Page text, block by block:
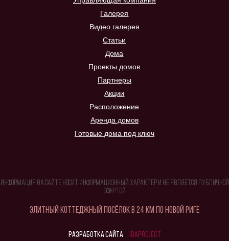
Галерея
Видео галерея
Статьи
Дома
Проекты домов
Партнеры
Акции
Расположение
Аренда домов
Готовые дома под ключ
Информация на сайте носит информационный характер и не является публичной
офертой
Элитный коттеджный посёлок в 24 км по Новой Риге
Разработка сайта idaproject